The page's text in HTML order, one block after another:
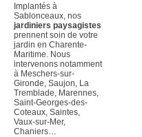
Implantés à
Sablonceaux, nos
jardiniers paysagistes
prennent soin de votre
jardin en Charente-
Maritime. Nous
intervenons notamment
à Meschers-sur-
Gironde, Saujon, La
Tremblade, Marennes,
Saint-Georges-des-
Coteaux, Saintes,
Vaux-sur-Mer,
Chaniers…